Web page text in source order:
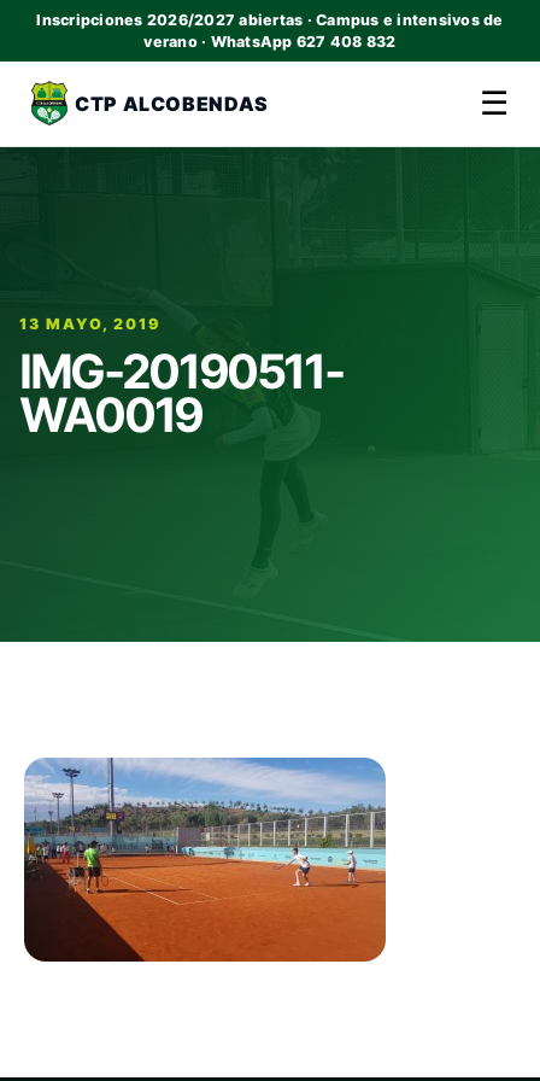
Inscripciones 2026/2027 abiertas · Campus e intensivos de
verano · WhatsApp 627 408 832
CTP ALCOBENDAS ☰
13 MAYO, 2019
IMG-20190511-
WA0019